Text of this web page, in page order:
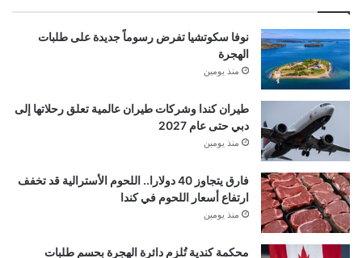
نوفا سكوتشيا تفرض رسوماً جديدة على طلبات
الهجرة
منذ يومين
طيران كندا وشركات طيران عالمية تعلق رحلاتها إلى
دبي حتى عام 2027
منذ يومين
فارق يتجاوز 40 دولارا.. اللحوم الأسترالية قد تخفف
ارتفاع أسعار اللحوم في كندا
منذ يومين
محكمة كندية تُلزم دائرة الهجرة بحسم طلبات